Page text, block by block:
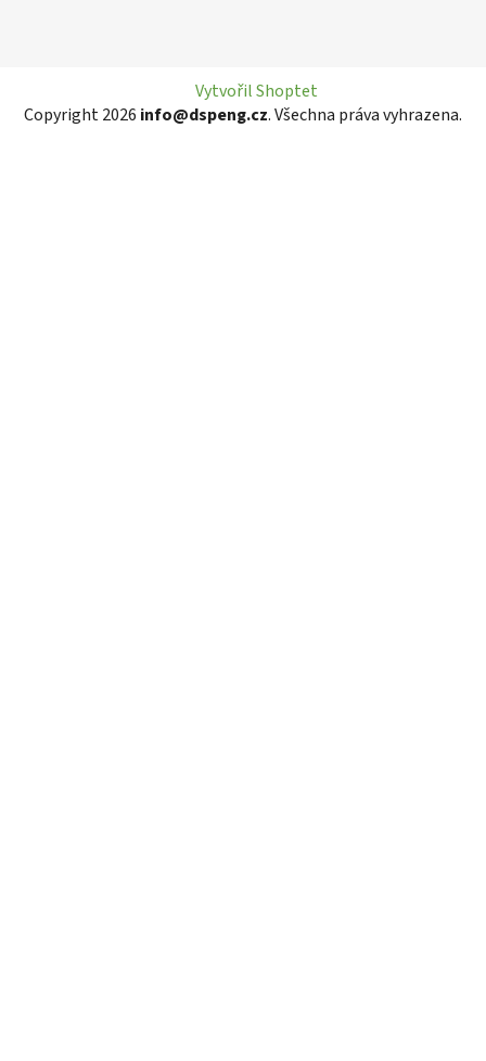
Vytvořil Shoptet
Copyright 2026 info@dspeng.cz. Všechna práva vyhrazena.